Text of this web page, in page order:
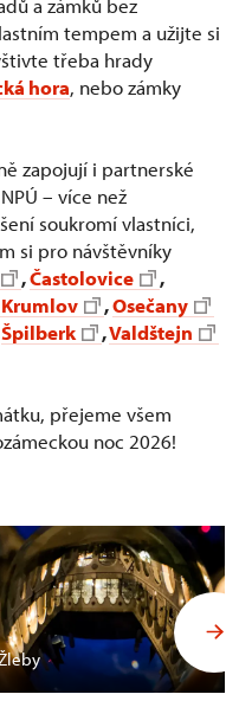
a zámků bez
tempem a užijte si
třeba hrady
hora, nebo zámky
zapojují i partnerské
– více než
soukromí vlastníci,
si pro návštěvníky
,Častolovice
,
,Osečany
Špilberk ,Valdštejn
přejeme všem
noc 2026!